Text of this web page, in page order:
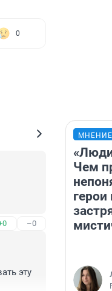
0
–0
эту
МНЕНИЕ
Чем
герои